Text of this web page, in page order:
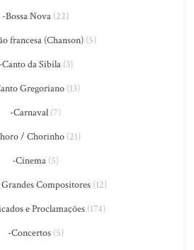
-Bossa Nova (22)
francesa (Chanson)(5)
-Canto da Sibila(3)
Gregoriano (13)
-Carnaval (7)
/ Chorinho (21)
-Cinema (5)
Compositores(12)
e Proclamações(174)
-Concertos(5)